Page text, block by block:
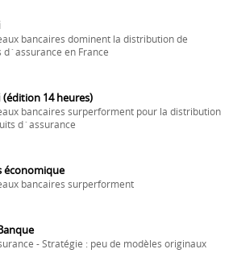
bancaires dominent la distribution de
d´assurance en France
(édition 14 heures)
bancaires surperforment pour la distribution
d´assurance
économique
bancaires surperforment
- Stratégie : peu de modèles originaux